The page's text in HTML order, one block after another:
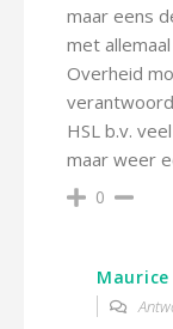
maar eens
met
Overheid
HSL b.v.
maar weer
0
Maurice